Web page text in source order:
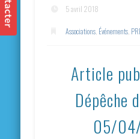
5 avril 2018
Associations Événements
Article
Dépêche
05/